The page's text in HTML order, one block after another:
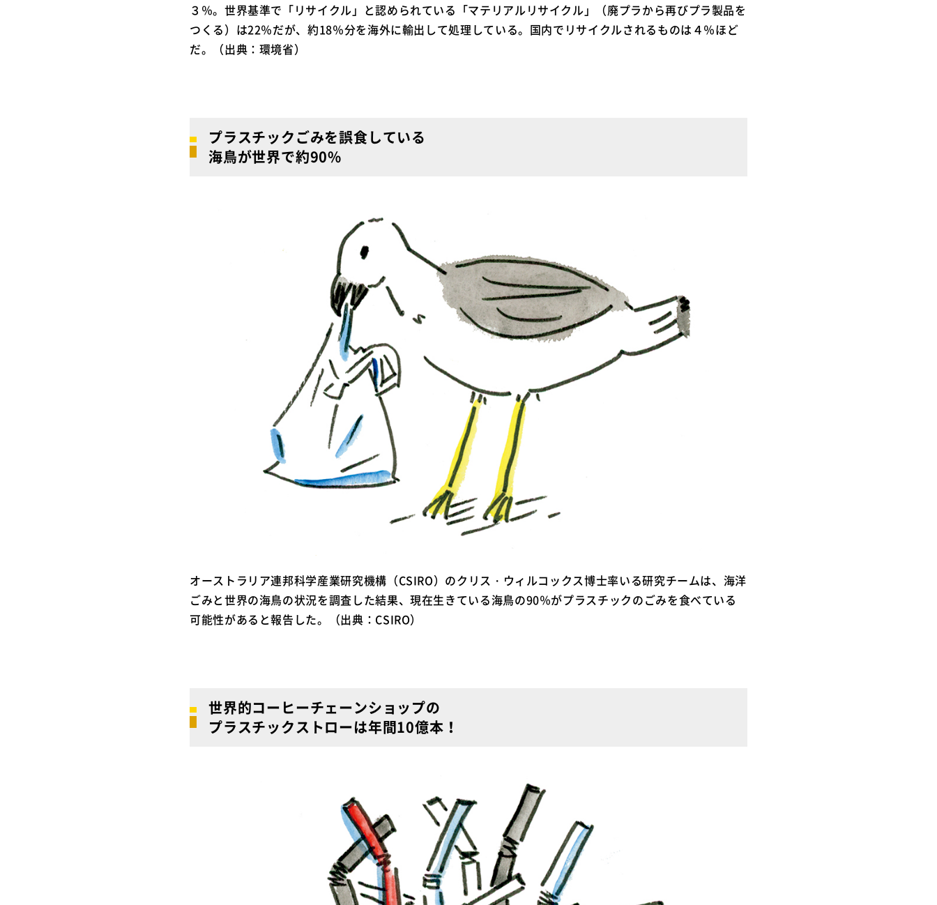
３％。世界基準で「リサイクル」と認められている「マテリアルリサイクル」（廃プラから再びプラ製品を
つくる）は22％だが、約18％分を海外に輸出して処理している。国内でリサイクルされるものは４％ほど
だ。（出典：環境省）
プラスチックごみを誤食している
海鳥が世界で約90%
オーストラリア連邦科学産業研究機構（CSIRO）のクリス・ウィルコックス博士率いる研究チームは、海洋
ごみと世界の海鳥の状況を調査した結果、現在生きている海鳥の90％がプラスチックのごみを食べている
可能性があると報告した。（出典：CSIRO）
世界的コーヒーチェーンショップの
プラスチックストローは年間10億本！